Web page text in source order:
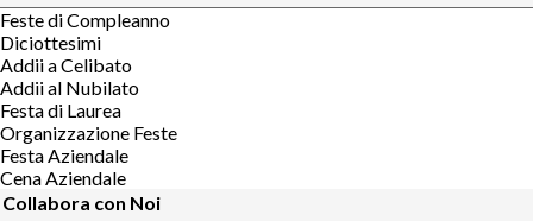
Feste di Compleanno
Diciottesimi
Addii a Celibato
Addii al Nubilato
Festa di Laurea
Organizzazione Feste
Festa Aziendale
Cena Aziendale
Collabora con Noi